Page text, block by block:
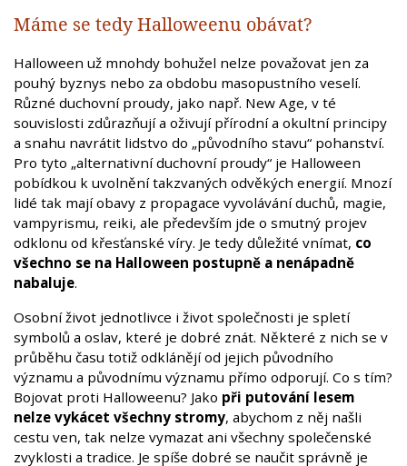
Máme se tedy Halloweenu obávat?
Halloween už mnohdy bohužel nelze považovat jen za
pouhý byznys nebo za obdobu masopustního veselí.
Různé duchovní proudy, jako např. New Age, v té
souvislosti zdůrazňují a oživují přírodní a okultní principy
a snahu navrátit lidstvo do „původního stavu“ pohanství.
Pro tyto „alternativní duchovní proudy“ je Halloween
pobídkou k uvolnění takzvaných odvěkých energií. Mnozí
lidé tak mají obavy z propagace vyvolávání duchů, magie,
vampyrismu, reiki, ale především jde o smutný projev
odklonu od křesťanské víry. Je tedy důležité vnímat, co
všechno se na Halloween postupně a nenápadně
nabaluje.
Osobní život jednotlivce i život společnosti je spletí
symbolů a oslav, které je dobré znát. Některé z nich se v
průběhu času totiž odklánějí od jejich původního
významu a původnímu významu přímo odporují. Co s tím?
Bojovat proti Halloweenu? Jako při putování lesem
nelze vykácet všechny stromy, abychom z něj našli
cestu ven, tak nelze vymazat ani všechny společenské
zvyklosti a tradice. Je spíše dobré se naučit správně je